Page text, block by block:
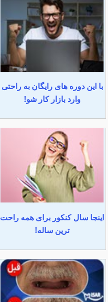
با این دوره های رایگان به راحتی
وارد بازار کار شو!
اینجا سال کنکور برای همه راحت
ترین ساله!